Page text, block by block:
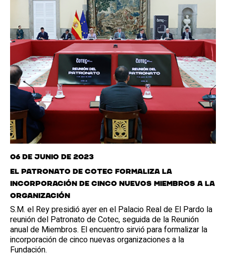
06 de junio de 2023
El Patronato de Cotec formaliza la
incorporación de cinco nuevos Miembros a la
organización
S.M. el Rey presidió ayer en el Palacio Real de El Pardo la
reunión del Patronato de Cotec, seguida de la Reunión
anual de Miembros. El encuentro sirvió para formalizar la
incorporación de cinco nuevas organizaciones a la
Fundación.